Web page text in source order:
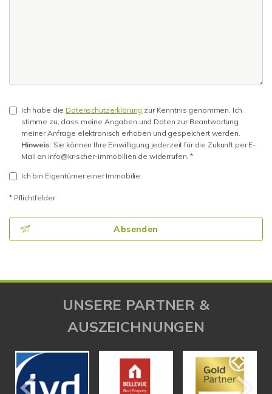
Ich habe die Datenschutzerklärung zur Kenntnis genommen. Ich
stimme zu, dass meine Angaben und Daten zur Beantwortung
meiner Anfrage elektronisch erhoben und gespeichert werden.
Hinweis: Sie können Ihre Einwilligung jederzeit für die Zukunft per E-
Mail an info@krischer-immobilien.de widerrufen. *
Ich bin Eigentümer einer Immobilie.
* Pflichtfelder
Absenden
UNSERE PARTNER &
AUSZEICHNUNGEN